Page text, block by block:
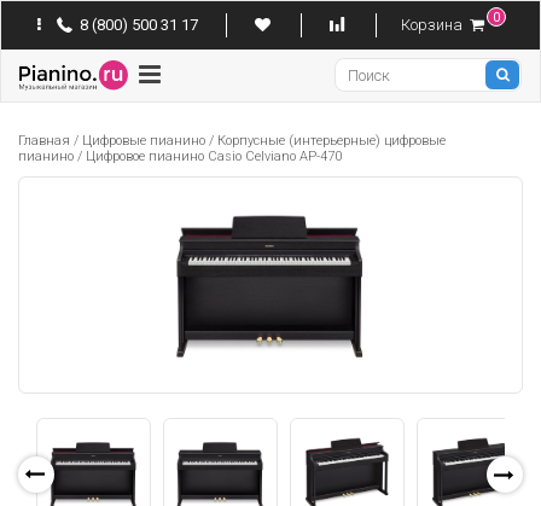
8 (800) 500 31 17 Корзина 0
Pianino
Главная / Цифровые пианино / Корпусные (интерьерные) цифровые
пианино / Цифровое пианино Casio Celviano AP-470